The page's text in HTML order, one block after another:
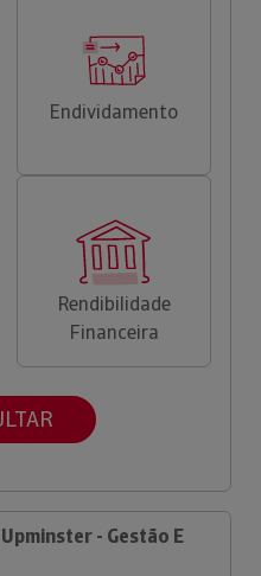
Endividamento
Rendibilidade
Financeira
- Gestão E